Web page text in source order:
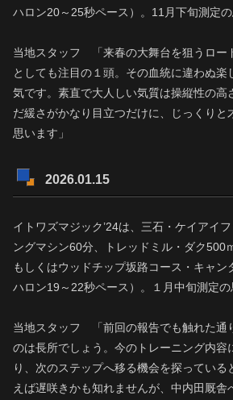
ハロン20～25秒ペース）。11月下旬測定の
当地スタッフ 「来春の大舞台を狙うロー
としても注目の１頭。その血統に違わぬ楽
気です。素直で大人しい気質は操縦性の高
だ緩さがかなり目立つだけに、じっくりと
思います」
2026.01.15
イトワズマジック’24は、三石・ケイアイ
ングマシン60分、トレッドミル・ダク
もしくはウッドチップ坂路コース・キャン
ハロン19～22秒ペース）。１月中旬測定の
当地スタッフ 「前回の報告でも触れた通
のは長所でしょう。今のトレーニング内容
り、次のステップへ移る機会を探っている
えば遅咲きかも知れませんが、中内田厩舎